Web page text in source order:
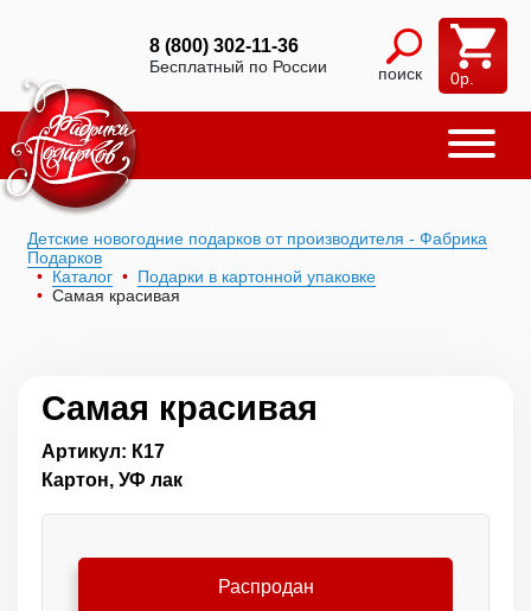
8 (800) 302-11-36
Бесплатный по России поиск 0р.
Детские новогодние подарков от производителя - Фабрика
Подарков
Каталог
Подарки в картонной упаковке
Самая красивая
Самая красивая
Артикул: К17
Картон, УФ лак
Распродан